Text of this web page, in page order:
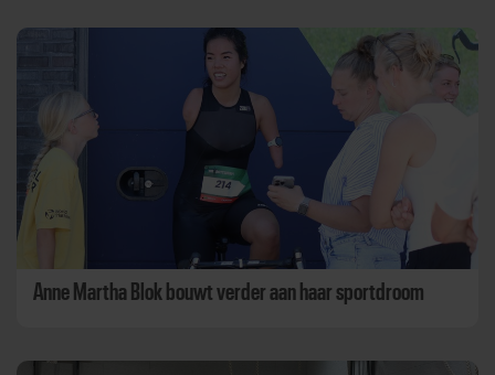
Anne Martha Blok bouwt verder aan haar sportdroom